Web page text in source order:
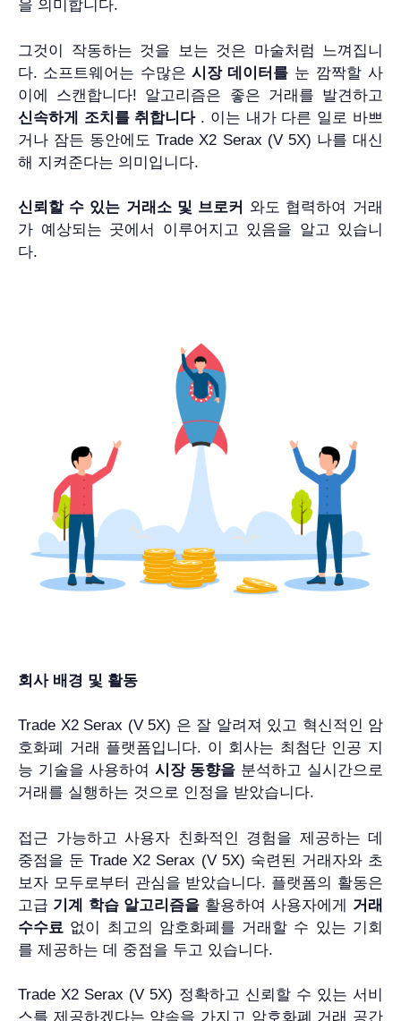
을 의미합니다.
그것이 작동하는 것을 보는 것은 마술처럼 느껴집니
다. 소프트웨어는 수많은 시장 데이터를 눈 깜짝할 사
이에 스캔합니다! 알고리즘은 좋은 거래를 발견하고
신속하게 조치를 취합니다. 이는 내가 다른 일로 바쁘
거나 잠든 동안에도 Trade X2 Serax (V 5X) 나를 대신
해 지켜준다는 의미입니다.
신뢰할 수 있는 거래소 및 브로커 와도 협력하여 거래
가 예상되는 곳에서 이루어지고 있음을 알고 있습니
다.
회사 배경 및 활동
Trade X2 Serax (V 5X) 은 잘 알려져 있고 혁신적인 암
호화폐 거래 플랫폼입니다. 이 회사는 최첨단 인공 지
능 기술을 사용하여 시장 동향을 분석하고 실시간으로
거래를 실행하는 것으로 인정을 받았습니다.
접근 가능하고 사용자 친화적인 경험을 제공하는 데
중점을 둔 Trade X2 Serax (V 5X) 숙련된 거래자와 초
보자 모두로부터 관심을 받았습니다. 플랫폼의 활동은
고급 기계 학습 알고리즘을 활용하여 사용자에게 거래
수수료 없이 최고의 암호화폐를 거래할 수 있는 기회
를 제공하는 데 중점을 두고 있습니다.
Trade X2 Serax (V 5X) 정확하고 신뢰할 수 있는 서비
스를 제공하겠다는 약속을 가지고 암호화폐 거래 공간